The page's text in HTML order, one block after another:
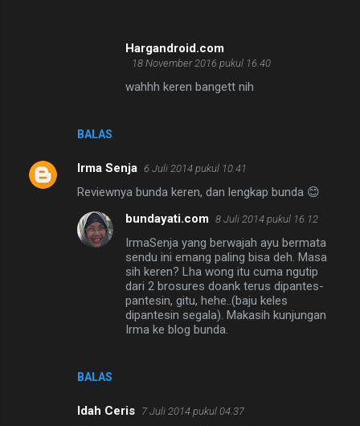
BALAS
Hargandroid.com
18 November 2016 pukul 16.40
wahhh keren bangett nih
Irma Senja 6 Juli 2014 pukul 10.41
Reviewnya bunda keren, dan lengkap bunda 😊
BALAS
bundayati.com 8 Juli 2014 pukul 16.12
IrmaSenja yang berwajah ayu bermata
sendu ini emang paling bisa deh. Masa
sih keren? Lha wong itu cuma ngutip
dari 2 brosures doank terus dipantes-
pantesin, gitu, hehe..(baju keles
dipantesin segala). Makasih kunjungan
Irma ke blog bunda.
Idah Ceris 7 Juli 2014 pukul 04.37